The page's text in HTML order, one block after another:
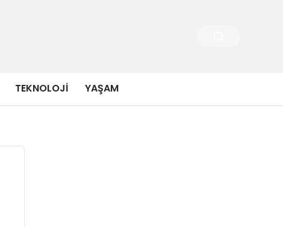
TEKNOLOJI YAŞAM